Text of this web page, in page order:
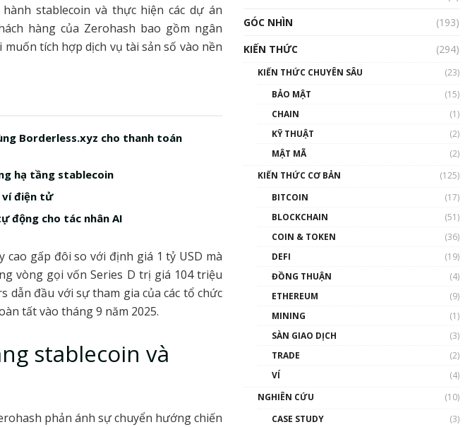
stablecoin và thực hiện các dự án
hàng của Zerohash bao gồm ngân
tích hợp dịch vụ tài sản số vào nền
Borderless.xyz cho thanh toán
hạ tầng stablecoin
điện tử
động cho tác nhân AI
gấp đôi so với định giá 1 tỷ USD mà
vòng gọi vốn Series D trị giá 104 triệu
dẫn đầu với sự tham gia của các tổ chức
tất vào tháng 9 năm 2025.
stablecoin và
phản ánh sự chuyển hướng chiến
nhân vật ảnh hưởng nhất
hệ sinh thái tiền mã hoá |
Blockchain
Nhân sự tương lại ngành
Blockchain Việt Nam | Phổ
cập Blockchain
Blockchain đang được ứng
GÓC NHÌN
(193)
KIẾN THỨC
(294)
KIẾN THỨC CHUYÊN SÂU
(23)
BẢO MẬT
(15)
CHAIN
(1)
KỸ THUẬT
(2)
MẬT MÃ
(2)
KIẾN THỨC CƠ BẢN
(125)
BITCOIN
(17)
BLOCKCHAIN
(51)
COIN & TOKEN
(36)
DEFI
(19)
ĐỒNG THUẬN
(4)
ETHEREUM
(9)
MINING
(1)
SÀN GIAO DỊCH
(3)
TRADE
(2)
VÍ
(4)
NGHIÊN CỨU
(10)
CASE STUDY
(3)